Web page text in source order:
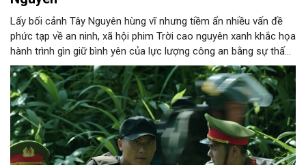
Lấy bối cảnh Tây Nguyên hùng vĩ nhưng tiềm ẩn nhiều vấn đề
phức tạp về an ninh, xã hội phim Trời cao nguyên xanh khắc họa
hành trình gìn giữ bình yên của lực lượng công an bằng sự thấu
hiểu, lòng dân và niềm tin.